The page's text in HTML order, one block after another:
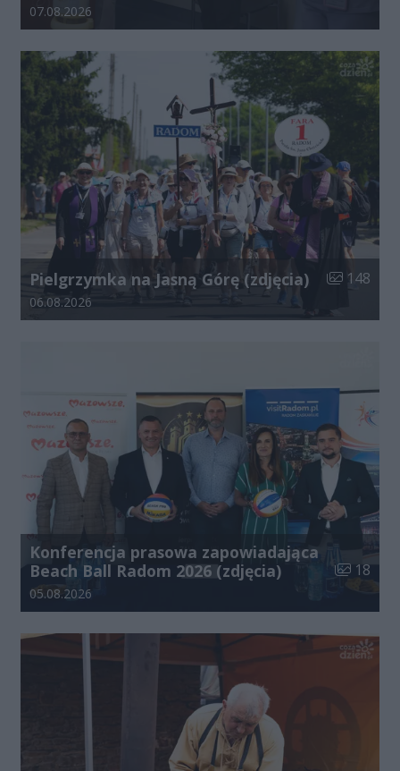
Data dodania galerii:
07.08.2026
Pielgrzymka na Jasną Górę (zdjęcia) Liczba
148
Data dodania galerii:
06.08.2026
Konferencja prasowa zapowiadająca
Beach Ball Radom 2026 (zdjęcia)
Liczba
18
Data dodania galerii:
05.08.2026